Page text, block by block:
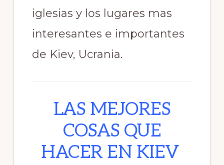
iglesias y los lugares mas
interesantes e importantes
de Kiev, Ucrania.
LAS MEJORES
COSAS QUE
HACER EN KIEV